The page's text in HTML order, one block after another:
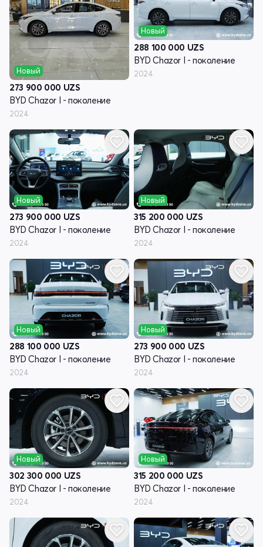
Новый
273 900 000 UZS
BYD Chazor I - поколение
2024
Новый
288 100 000 UZS
BYD Chazor I - поколение
2024
Новый
273 900 000 UZS
BYD Chazor I - поколение
2024
Новый
315 200 000 UZS
BYD Chazor I - поколение
2024
Новый
288 100 000 UZS
BYD Chazor I - поколение
2024
Новый
273 900 000 UZS
BYD Chazor I - поколение
2024
Новый
302 300 000 UZS
BYD Chazor I - поколение
2024
Новый
315 200 000 UZS
BYD Chazor I - поколение
2024